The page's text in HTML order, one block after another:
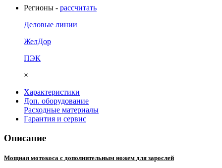
Регионы - рассчитать
Деловые линии
ЖелДор
ПЭК
×
Характеристики
Доп. оборудование
Расходные материалы
Гарантия и сервис
Описание
Мощная мотокоса с дополнительным ножем для зарослей